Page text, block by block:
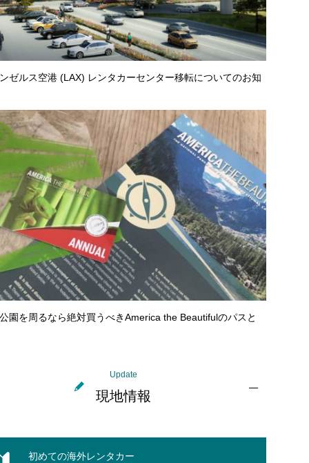
ゼルス空港 (LAX) レンタカーセンター移転についてのお知
園を周るなら絶対買うべきAmerica the Beautifulのパスと
Update
現地情報
初めての海外レンタカー